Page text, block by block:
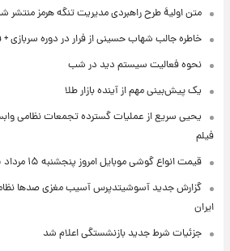
متن اولیۀ طرح راهبردی مدیریت تنگه هرمز منتشر
خاطره جالب شهاب حسینی از فرار در دوره سربازی +
نحوه فعالیت سیستم دید در شب
یک پیش‌بینی مهم از آینده بازار طلا
یحیی سریع از عملیات گسترده تجمعات نظامی
فیلم
قیمت انواع گوشی موبایل امروز پنجشنبه ۱۵ مرداد ۱۴۰۵ + جدول
گزارش جدید آسوشیتدپرس آسیب مغزی صدها
ایران
جزئیات شرط جدید بازنشستگی اعلام شد